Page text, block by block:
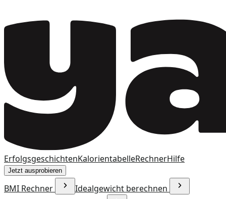
ErfolgsgeschichtenKalorientabelleRechnerHilfe
Jetzt ausprobieren
BMI Rechner
Idealgewicht berechnen